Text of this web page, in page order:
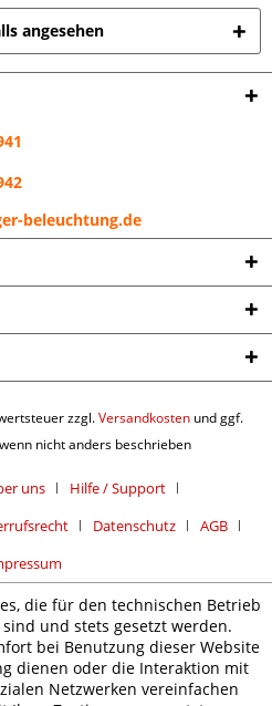
angesehen
beleuchtung.de
zzgl.Versandkosten und ggf.
nicht anders beschrieben
uns
Hilfe / Support
Datenschutz
AGB
die für den technischen Betrieb
und stets gesetzt werden.
bei Benutzung dieser Website
dienen oder die Interaktion mit
Netzwerken vereinfachen